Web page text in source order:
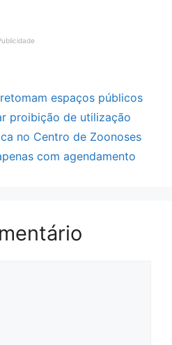
espaços públicos
proibição de utilização
no Centro de Zoonoses
com agendamento